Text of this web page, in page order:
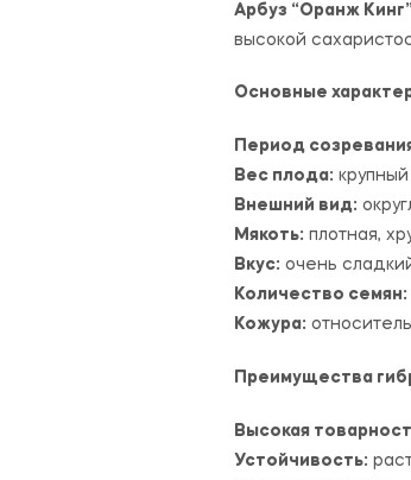
Арбуз “Оранж Кинг”
высокой
Основные
Период
Вес плода:
Внешний вид:
Мякоть: плотная,
Вкус: очень
Количество семян:
Кожура:
Преимущества
Высокая
Устойчивость: